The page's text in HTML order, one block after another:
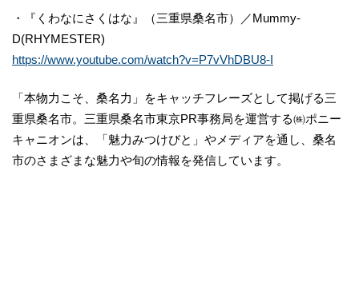
・『くわなにさくはな』（三重県桑名市）／Mummy-
D(RHYMESTER)
https://www.youtube.com/watch?v=P7vVhDBU8-I
「本物力こそ、桑名力」をキャッチフレーズとして掲げる三
重県桑名市。三重県桑名市東京PR事務局を運営する㈱ポニー
キャニオンは、「魅力みつけびと」やメディアを通し、桑名
市のさまざまな魅力や旬の情報を発信しています。